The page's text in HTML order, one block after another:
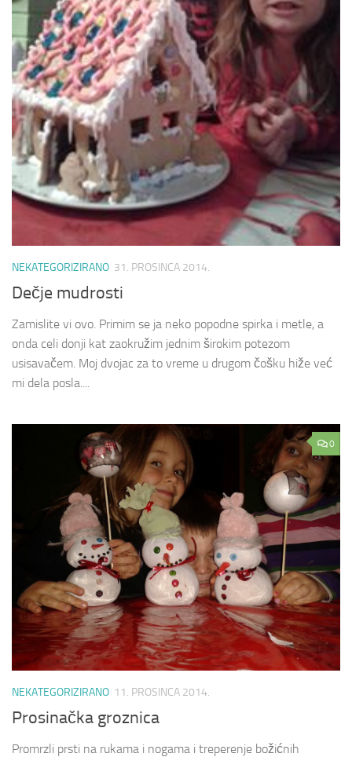
NEKATEGORIZIRANO 31. PROSINCA 2014.
Dečje mudrosti
Zamislite vi ovo. Primim se ja neko popodne spirka i metle, a
onda celi donji kat zaokružim jednim širokim potezom
usisavačem. Moj dvojac za to vreme u drugom čošku hiže već
mi dela posla....
0
NEKATEGORIZIRANO 11. PROSINCA 2014.
Prosinačka groznica
Promrzli prsti na rukama i nogama i treperenje božićnih